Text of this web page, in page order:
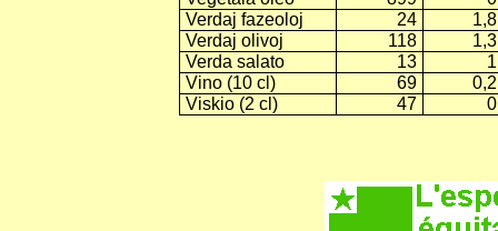
Verdaj fazeoloj
24
1,8
Verdaj olivoj
118
1,3
Verda salato
13
1
Vino (10 cl)
69
0,2
Viskio (2 cl)
47 0